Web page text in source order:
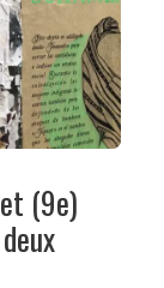
(9e)